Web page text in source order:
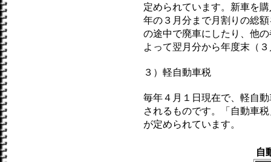
定められています。新車を
年の３月分まで月割りの総
の途中で廃車にしたり、他
よって翌月分から年度末（
３）軽自動車税
毎年４月１日現在で、軽自
されるものです。「自動車
が定められています。
自